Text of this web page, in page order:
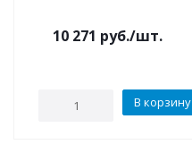
10 271 руб./шт.
В корзину